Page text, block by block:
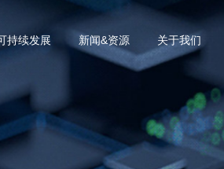
持续发展 新闻&资源 关于我们